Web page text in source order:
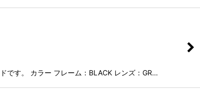
です。 カラー フレーム：BLACK レンズ：GR…